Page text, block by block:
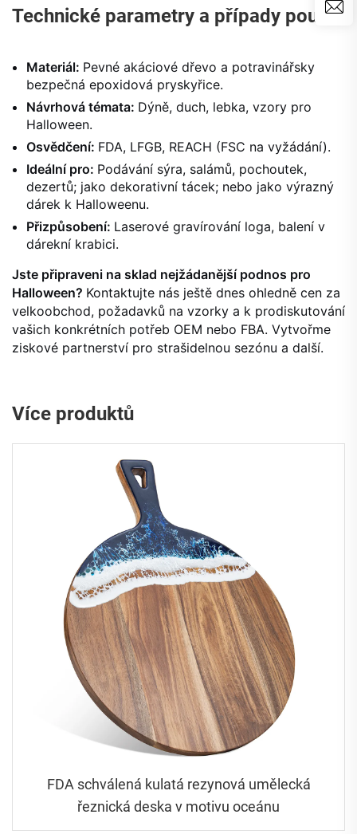
Technické parametry a případy použití
Materiál: Pevné akáciové dřevo a potravinářsky
bezpečná epoxidová pryskyřice.
Návrhová témata: Dýně, duch, lebka, vzory pro
Halloween.
Osvědčení: FDA, LFGB, REACH (FSC na vyžádání).
Ideální pro: Podávání sýra, salámů, pochoutek,
dezertů; jako dekorativní tácek; nebo jako výrazný
dárek k Halloweenu.
Přizpůsobení: Laserové gravírování loga, balení v
dárekní krabici.
Jste připraveni na sklad nejžádanější podnos pro
Halloween? Kontaktujte nás ještě dnes ohledně cen za
velkoobchod, požadavků na vzorky a k prodiskutování
vašich konkrétních potřeb OEM nebo FBA. Vytvořme
ziskové partnerství pro strašidelnou sezónu a další.
Více produktů
FDA schválená kulatá rezynová umělecká
řeznická deska v motivu oceánu